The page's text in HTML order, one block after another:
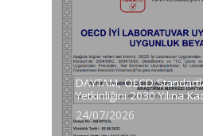
DAYTAM, OECD
Yetkinliğini 2030 Yılına
24/07/2026